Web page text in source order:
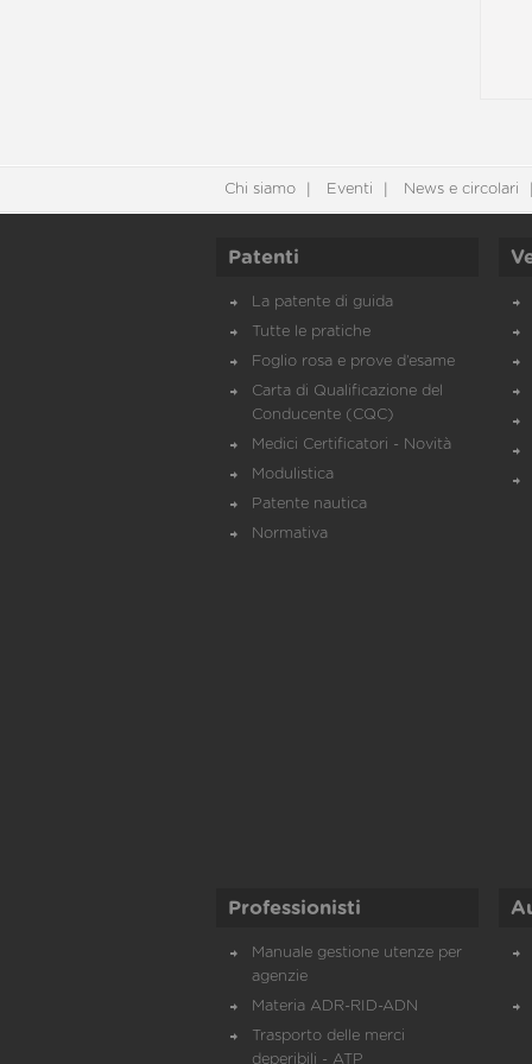
Chi siamo Eventi News e circolari
Patenti
La patente di guida
Tutte le pratiche
Foglio rosa e prove d’esame
Carta di Qualificazione del
Conducente (CQC)
Medici Certificatori - Novità
Modulistica
Patente nautica
Normativa
Professionisti
Manuale gestione utenze per
agenzie
Materia ADR-RID-ADN
Trasporto delle merci
deperibili - ATP